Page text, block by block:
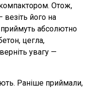
Отож,
везіть його на
приймуть абсолютно
цегла,
увагу —
Раніше приймали,